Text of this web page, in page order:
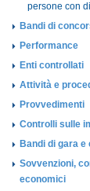
persone con
Bandi di
Performance
Enti controllati
Attività e
Provvedimenti
Controlli sulle
Bandi di gara
Sovvenzioni,
economici